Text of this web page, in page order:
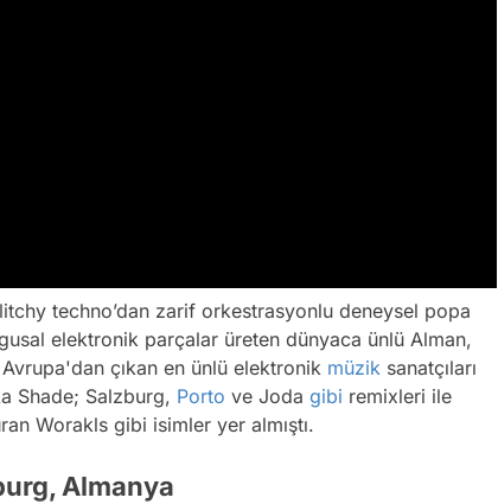
techno’dan zarif orkestrasyonlu deneysel popa
elektronik parçalar üreten dünyaca ünlü Alman,
çıkan en ünlü elektronik müzik sanatçıları
Shade; Salzburg, Porto ve Joda gibi remixleri ile
Worakls gibi isimler yer almıştı.
Almanya